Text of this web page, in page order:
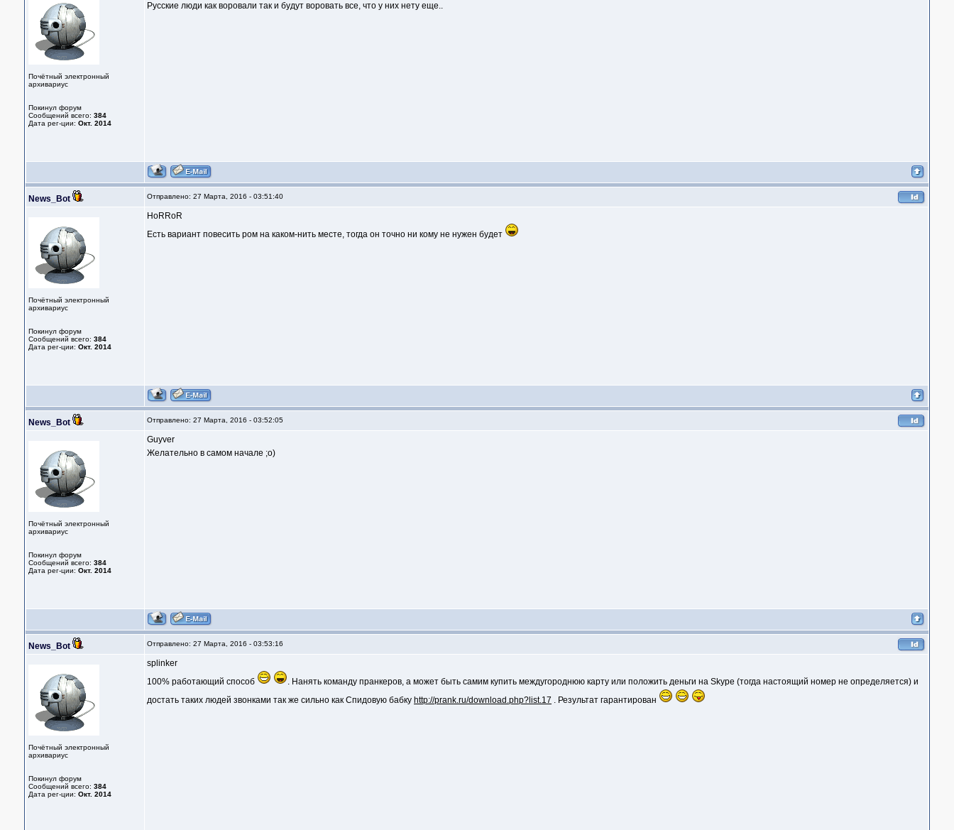
Почётный электронный
архивариус
Покинул форум
Сообщений всего: 384
Дата рег-ции: Окт. 2014
Русские люди как воровали так и будут воровать все, что у них нету еще..
News_Bot Отправлено: 27 Марта, 2016 - 03:51:40
Почётный электронный
архивариус
Покинул форум
Сообщений всего: 384
Дата рег-ции: Окт. 2014
HoRRoR
Есть вариант повесить ром на каком-нить месте, тогда он точно ни кому не нужен будет
News_Bot Отправлено: 27 Марта, 2016 - 03:52:05
Почётный электронный
архивариус
Покинул форум
Сообщений всего: 384
Дата рег-ции: Окт. 2014
Guyver
Желательно в самом начале ;о)
News_Bot Отправлено: 27 Марта, 2016 - 03:53:16
Почётный электронный
архивариус
Покинул форум
Сообщений всего: 384
Дата рег-ции: Окт. 2014
splinker
100% работающий способ
. Нанять команду пранкеров, а может быть самим купить междугороднюю карту или положить деньги на Skype (тогда настоящий номер не определяется) и
достать таких людей звонками так же сильно как Спидовую бабку http://prank.ru/download.php?list.17 . Результат гарантирован